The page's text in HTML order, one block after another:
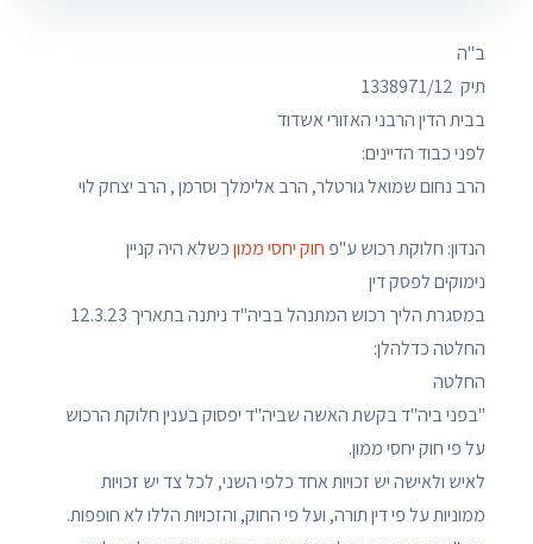
ב"ה
תיק ‏ 1338971/12
בבית הדין הרבני האזורי אשדוד
לפני כבוד הדיינים:
הרב נחום שמואל גורטלר, הרב אלימלך וסרמן , הרב יצחק לוי
הנדון: חלוקת רכוש ע"פ חוק יחסי ממוןכשלא היה קניין
נימוקים לפסק דין
במסגרת הליך רכוש המתנהל בביה"ד ניתנה בתאריך 12.3.23
החלטה כדלהלן:
החלטה
"בפני ביה"ד בקשת האשה שביה"ד יפסוק בענין חלוקת הרכוש
על פי חוק יחסי ממון.
לאיש ולאישה יש זכויות אחד כלפי השני, לכל צד יש זכויות
ממוניות על פי דין תורה, ועל פי החוק, והזכויות הללו לא חופפות.